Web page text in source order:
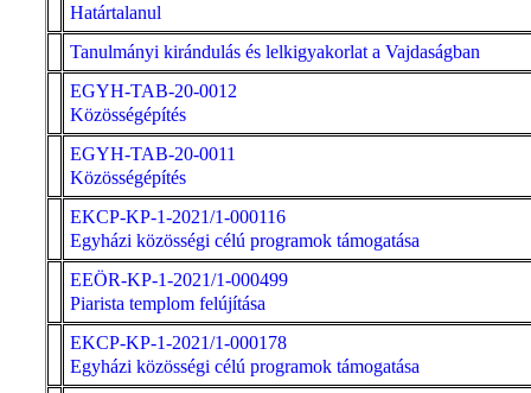
Határtalanul
Tanulmányi kirándulás és lelkigyakorlat a Vajdaságban
EGYH-TAB-20-0012
Közösségépítés
EGYH-TAB-20-0011
Közösségépítés
EKCP-KP-1-2021/1-000116
Egyházi közösségi célú programok támogatása
EEÖR-KP-1-2021/1-000499
Piarista templom felújítása
EKCP-KP-1-2021/1-000178
Egyházi közösségi célú programok támogatása